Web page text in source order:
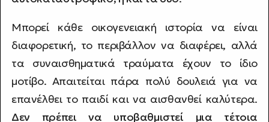
Μπορεί κάθε οικογενειακή ιστορία να είναι
διαφορετική, το περιβάλλον να διαφέρει, αλλά
τα συναισθηματικά τραύματα έχουν το ίδιο
μοτίβο. Απαιτείται πάρα πολύ δουλειά για να
επανέλθει το παιδί και να αισθανθεί καλύτερα.
Δεν πρέπει να υποβαθμιστεί μια τέτοια